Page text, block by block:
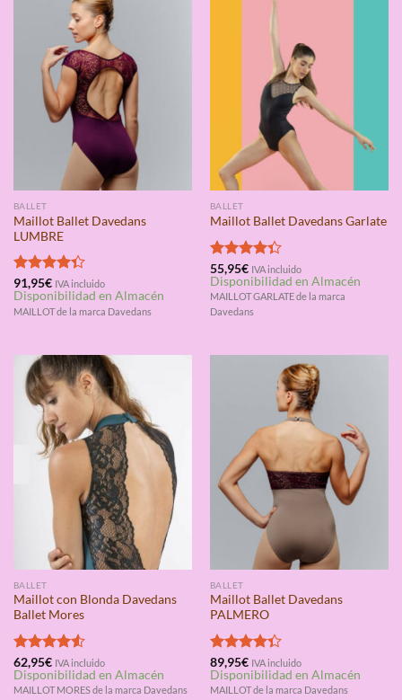
BALLET
Maillot Ballet Davedans
LUMBRE
Valorado
con4.33
de 5
91,95€ IVA incluido
Disponibilidad en Almacén
MAILLOT de la marca Davedans
BALLET
Maillot Ballet Davedans Garlate
Valorado
con4.33
de 5
55,95€ IVA incluido
Disponibilidad en Almacén
MAILLOT GARLATE de la marca
Davedans
BALLET
Maillot con Blonda Davedans
Ballet Mores
Valorado
con4.50
de 5
62,95€ IVA incluido
Disponibilidad en Almacén
MAILLOT MORES de la marca Davedans
BALLET
Maillot Ballet Davedans
PALMERO
Valorado
con4.33
de 5
89,95€ IVA incluido
Disponibilidad en Almacén
MAILLOT de la marca Davedans